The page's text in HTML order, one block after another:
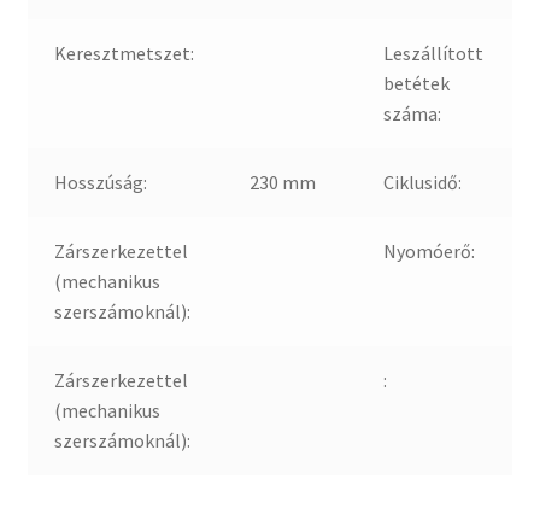
Keresztmetszet:
Leszállított
betétek
száma:
Hosszúság: 230 mm Ciklusidő:
Zárszerkezettel
(mechanikus
szerszámoknál):
Nyomóerő:
Zárszerkezettel
(mechanikus
szerszámoknál):
: